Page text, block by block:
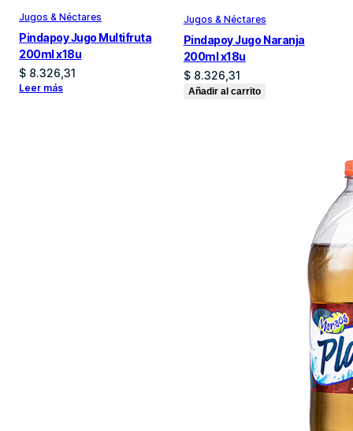
Jugos & Néctares
Pindapoy Jugo Multifruta
200ml x18u
$ 8.326,31
Leer más
Jugos & Néctares
Pindapoy Jugo Naranja
200ml x18u
$8.326,31
Añadir al carrito